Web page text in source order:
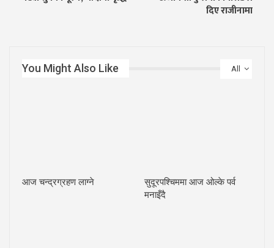
दिए राजीनामा
All
You Might Also Like
आज चन्द्रग्रहण लाग्ने
सुदूरपश्चिममा आज ओल्के पर्व
मनाइँदै